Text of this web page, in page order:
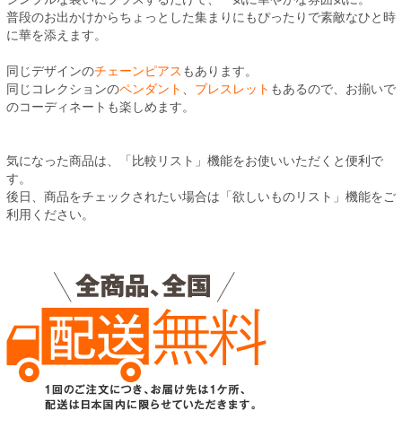
普段のお出かけからちょっとした集まりにもぴったりで素敵なひと時
に華を添えます。
同じデザインのチェーンピアス もあります。
同じコレクションのペンダント ブレスレット もあるので、お揃いで
のコーディネートも楽しめます。
気になった商品は、「比較リスト」機能をお使いいただくと便利で
す。
後日、商品をチェックされたい場合は「欲しいものリスト」機能をご
利用ください。